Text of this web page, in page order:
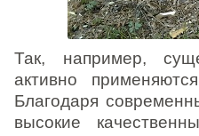
Так, например,
активно
Благодаря
высокие